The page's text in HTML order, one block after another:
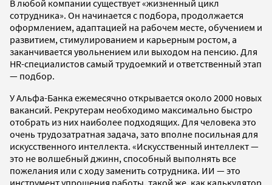
В любой компании существует «жизненный цикл
сотрудника». Он начинается с подбора, продолжается
оформлением, адаптацией на рабочем месте, обучением и
развитием, стимулированием и карьерным ростом, а
заканчивается увольнением или выходом на пенсию. Для
HR-специалистов самый трудоемкий и ответственный этап
— подбор.
У Альфа-Банка ежемесячно открывается около 2000 новых
вакансий. Рекрутерам необходимо максимально быстро
отобрать из них наиболее подходящих. Для человека это
очень трудозатратная задача, зато вполне посильная для
искусственного интеллекта. «Искусственный интеллект —
это не волшебный джинн, способный выполнять все
пожелания или с ходу заменить сотрудника. ИИ — это
инструмент упрощения работы, такой же, как калькулятор